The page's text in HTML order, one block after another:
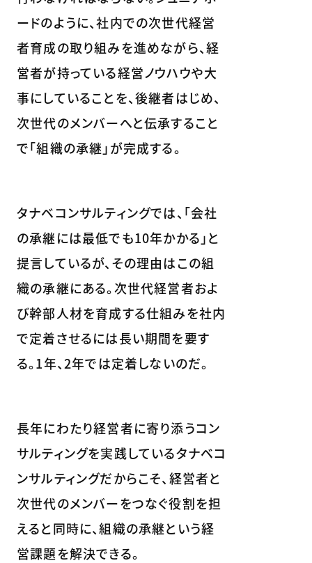
ードのように、社内での次世代経営
者育成の取り組みを進めながら、経
営者が持っている経営ノウハウや大
事にしていることを、後継者はじめ、
次世代のメンバーへと伝承すること
で「組織の承継」が完成する。
タナベコンサルティングでは、「会社
の承継には最低でも10年かかる」と
提言しているが、その理由はこの組
織の承継にある。次世代経営者およ
び幹部人材を育成する仕組みを社内
で定着させるには長い期間を要す
る。1年、2年では定着しないのだ。
長年にわたり経営者に寄り添うコン
サルティングを実践しているタナベコ
ンサルティングだからこそ、経営者と
次世代のメンバーをつなぐ役割を担
えると同時に、組織の承継という経
営課題を解決できる。